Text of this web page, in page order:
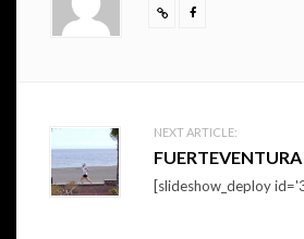
Post
navigation
NEXT ARTICLE:
[slideshow_deploy